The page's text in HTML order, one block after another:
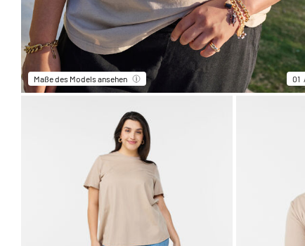
Maße des Models ansehen 01